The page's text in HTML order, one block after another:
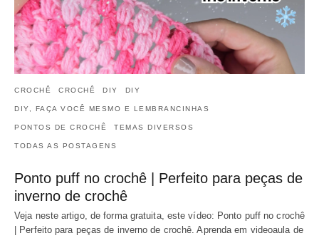
CROCHÊ CROCHÊ DIY DIY
DIY, FAÇA VOCÊ MESMO E LEMBRANCINHAS
PONTOS DE CROCHÊ TEMAS DIVERSOS
TODAS AS POSTAGENS
Ponto puff no crochê | Perfeito para peças de
inverno de crochê
Veja neste artigo, de forma gratuita, este vídeo: Ponto puff no crochê
| Perfeito para peças de inverno de crochê. Aprenda em videoaula de